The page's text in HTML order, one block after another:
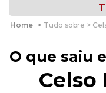
Home > Tudo sobre >
O que saiu
Celso